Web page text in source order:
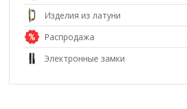
Изделия из латуни
Распродажа
Электронные замки